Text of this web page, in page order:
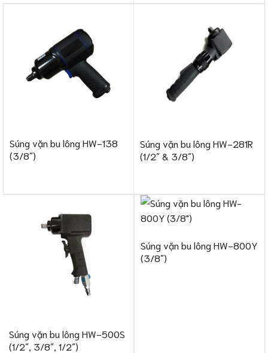
Súng vặn bu lông HW-138
(3/8″)
Súng vặn bu lông HW-281R
(1/2″ & 3/8″)
Súng vặn bu lông HW-500S
(1/2″, 3/8″, 1/2″)
Súng vặn bu lông HW-800Y
(3/8″)